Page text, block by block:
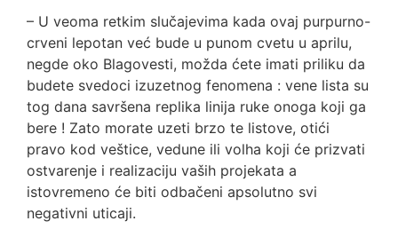
– U veoma retkim slučajevima kada ovaj purpurno-
crveni lepotan već bude u punom cvetu u aprilu,
negde oko Blagovesti, možda ćete imati priliku da
budete svedoci izuzetnog fenomena : vene lista su
tog dana savršena replika linija ruke onoga koji ga
bere ! Zato morate uzeti brzo te listove, otići
pravo kod veštice, vedune ili volha koji će prizvati
ostvarenje i realizaciju vaših projekata a
istovremeno će biti odbačeni apsolutno svi
negativni uticaji.